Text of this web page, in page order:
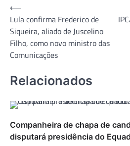
Navegação
de
Post
⟵
Lula confirma Frederico de
Siqueira, aliado de Juscelino
Filho, como novo ministro das
Comunicações
Relacionados
Companheira de chapa de
disputará presidência do